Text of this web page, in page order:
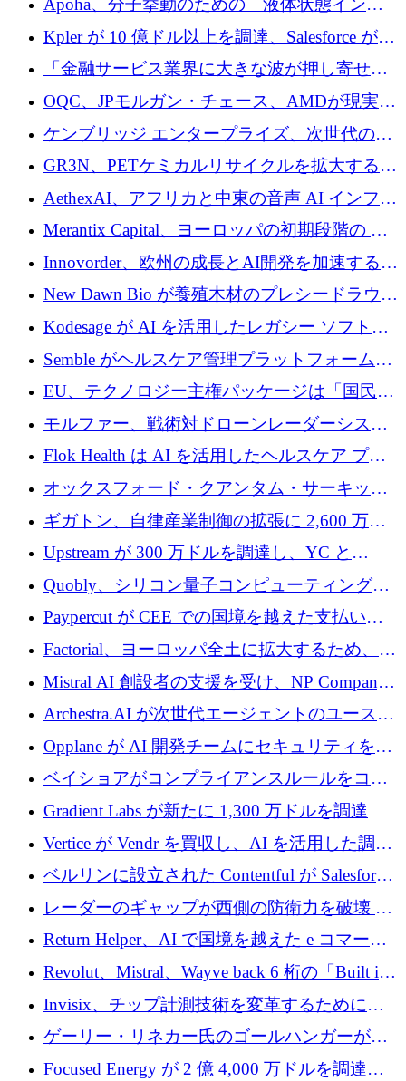
の資本シフトを呼びかけ
Apoha、分子挙動のための「液体状態インテ
リジェンス」を構築するために3,600万ドルを
かけてステルス状態から出現
Kpler が 10 億ドル以上を調達、Salesforce が
Contentful を買収、Built in Europe キャンペー
ンを開始
「金融サービス業界に大きな波が押し寄せて
いる」と「欧州初のAIネイティブ銀行」のボ
スが語る
OQC、JPモルガン・チェース、AMDが現実世
界のフィンテック・アプリケーションを探索
するためにQuantum-AIデータセンターを立ち
上げ
ケンブリッジ エンタープライズ、次世代のデ
ィープテック創設者向けにロンドンの出発点
を構築
GR3N、PETケミカルリサイクルを拡大するた
めにシリーズBで1,550万ユーロを調達
AethexAI、アフリカと中東の音声 AI インフラ
ストラクチャを構築するために 300 万ドルを
Merantix Capital、ヨーロッパの初期段階の AI
スタートアップ向けに 1 億 300 万ユーロのフ
ァンドを立ち上げる
Innovorder、欧州の成長とAI開発を加速するた
めに2,000万ユーロを確保
New Dawn Bio が養殖木材のプレシードラウン
ドで 210 万ユーロを調達
Kodesage が AI を活用したレガシー ソフトウ
ェアの最新化のために 660 万ドルを調達
Semble がヘルスケア管理プラットフォームを
拡大するためにシリーズ C で 3,000 万ポンド
を調達
EU、テクノロジー主権パッケージは「国民の
保護」に関するものだと発言
モルファー、戦術対ドローンレーダーシステ
ムを最前線に近づけるために150万ユーロを調
Flok Health は AI を活用したヘルスケア プラ
ットフォームの成長に 1,250 万ドルを投資
オックスフォード・クアンタム・サーキット
が「成人向け」2億6,000万ポンドの資金調達
ラウンドを獲得
ギガトン、自律産業制御の拡張に 2,600 万ド
ルを調達
Upstream が 300 万ドルを調達し、YC と
Xavier Niel が支援する共同 AI 受信箱を立ち上
げる
Quobly、シリコン量子コンピューティングの
商用化のためにシリーズ A で 1 億 1,500 万ユ
ーロを調達
Paypercut が CEE での国境を越えた支払いを
拡大するために 500 万ユーロを確保
Factorial、ヨーロッパ全土に拡大するため、25
億ドルの評価額で1億5,000万ドルのシリーズD
Mistral AI 創設者の支援を受け、NP Company
がエンジニアリング向け AI を推進するために
600 万ユーロのプレシードを確保
Archestra.AI が次世代エージェントのユースケ
ースを実現するために 1,000 万ドルを調達
Opplane が AI 開発チームにセキュリティをも
たらすために 450 万ユーロを調達
ベイショアがコンプライアンスルールをコー
ド化するために800万ドルを調達
Gradient Labs が新たに 1,300 万ドルを調達
Vertice が Vendr を買収し、AI を活用した調達
インテリジェンス プラットフォームを構築
ベルリンに設立された Contentful が Salesforce
に買収される
レーダーのギャップが西側の防衛力を破壊 —
そしてベルリンのチップスタートアップがそ
れを埋める
Return Helper、AI で国境を越えた e コマース
の返品を利益に変えるシリーズ A で 400 万ド
ルを調達
Revolut、Mistral、Wayve back 6 桁の「Built in
Europe」キャンペーン
Invisix、チップ計測技術を変革するために
2,000 万ユーロのシードラウンドを完了
ゲーリー・リネカー氏のゴールハンガーがVC
事業を開始
Focused Energy が 2 億 4,000 万ドルを調達、